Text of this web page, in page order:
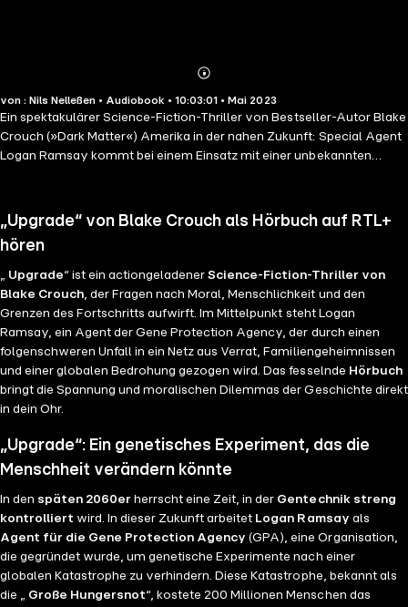
Mehr
Details
von : Nils Nelleßen • Audiobook • 10:03:01 • Mai 2023
Ein spektakulärer Science-Fiction-Thriller von Bestseller-Autor Blake
Crouch (»Dark Matter«) Amerika in der nahen Zukunft: Special Agent
Logan Ramsay kommt bei einem Einsatz mit einer unbekannten
Seine Sinne sind geschärft, sein Erinnerungsvermögen ist
unschlagbar, er ist körperlich fitter. Dass ausgerechnet er dieses
»Upgrade« erfährt, hat einen Grund, der weit in die Vergangenheit
zurückreicht. Zu einem schrecklichen Familiengeheimnis, das Logan
am liebsten vergessen würde. Doch damit nicht genug: Was mit
Logan passiert, ist nur der erste Schritt eines perfiden Plans, um die
Menschheit zu einer besseren zu machen – auch wenn das bedeutet,
dass neunzig Prozent der Weltbevölkerung dabei sterben werden.
Ungekürzte Lesung mit Nils Nelleßen 10h 3min
„Upgrade“ von Blake Crouch als Hörbuch auf RTL+
hören
„ Upgrade“ ist ein actiongeladenerScience-Fiction-Thriller von
Blake Crouch, der Fragen nach Moral, Menschlichkeit und den
Grenzen des Fortschritts aufwirft. Im Mittelpunkt steht Logan
Ramsay, ein Agent der Gene Protection Agency, der durch einen
folgenschweren Unfall in ein Netz aus Verrat, Familiengeheimnissen
und einer globalen Bedrohung gezogen wird. Das fesselnde Hörbuch
bringt die Spannung und moralischen Dilemmas der Geschichte direkt
in dein Ohr.
„Upgrade“: Ein genetisches Experiment, das die
Menschheit verändern könnte
In den späten 2060er herrscht eine Zeit, in der Gentechnik streng
kontrolliert wird. In dieser Zukunft arbeitet Logan Ramsay als
Agent für die Gene Protection Agency (GPA), eine Organisation,
die gegründet wurde, um genetische Experimente nach einer
globalen Katastrophe zu verhindern. Diese Katastrophe, bekannt als
die „ Große Hungersnot“, kostete 200 Millionen Menschen das